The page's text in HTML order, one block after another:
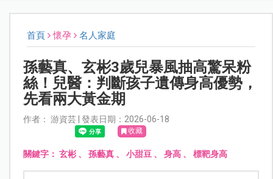
首頁 懷孕 名人家庭
孫藝真、玄彬3歲兒暴風抽高驚呆粉
絲！兒醫：判斷孩子遺傳身高優勢，
先看兩大黃金期
作者： 游資芸 | 發表日期：2026-06-18
收藏
關鍵字： 玄彬、 孫藝真、 小甜豆 、 身高、 標靶身高